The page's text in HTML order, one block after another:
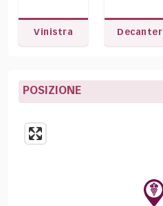
Vinistra Decanter
POSIZIONE